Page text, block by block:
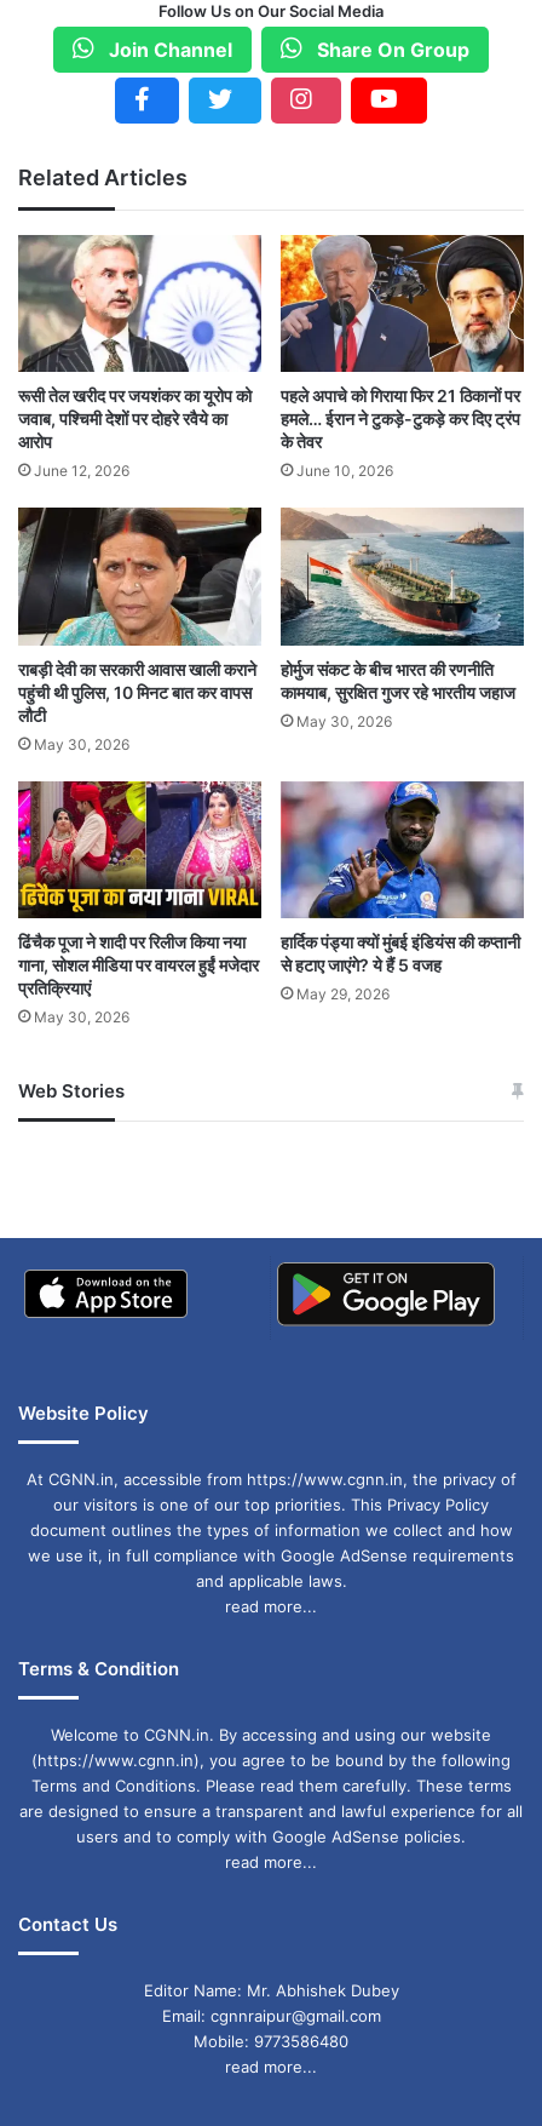
कितनी मिलेगी छूट?
को एक सलाह भेजी थी कि वे अपने मेंबर्स को गाड़ियां स्क्रैप
करने के बदले नया वाहन खरीदने पर 5 फीसदी तक का
डिस्काउंट देने के लिए कहें. हालांकि, कंपनियां साढ़े तीन
प्रतिशत तक की छूट देने पर सहमत हो गई हैं.
स्क्रैपेज नीति का नहीं कोई प्रभाव
इससे पहले SIAM के अध्यक्ष विनोद अग्रवाल ने कहा था,
“हमें उम्मीद है कि सरकार वाहनों को स्क्रैप करने के लिए
प्रोत्साहन पर कुछ और कर सकती है, क्योंकि स्क्रैपेज नीति
पहले से ही लागू है, लेकिन हमने इसका बहुत अधिक प्रभाव
नहीं देखा है.”
उन्होंने कहा कि मुझे लगता है कि पुराने और प्रदूषण फैलाने
वाले वाहनों को हटाने और बढ़ावा देने के लिए कुछ और किए
जाने की आवश्यकता है.
Follow Us on Our Social Media
Join Channel Share On Group
Related Articles
रूसी तेल खरीद पर जयशंकर का यूरोप को
जवाब, पश्चिमी देशों पर दोहरे रवैये का
आरोप
June 12, 2026
पहले अपाचे को गिराया फिर 21 ठिकानों पर
हमले… ईरान ने टुकड़े-टुकड़े कर दिए ट्रंप
के तेवर
June 10, 2026
राबड़ी देवी का सरकारी आवास खाली कराने
पहुंची थी पुलिस, 10 मिनट बात कर वापस
लौटी
May 30, 2026
होर्मुज संकट के बीच भारत की रणनीति
कामयाब, सुरक्षित गुजर रहे भारतीय जहाज
May 30, 2026
ढिंचैक पूजा ने शादी पर रिलीज किया नया
गाना, सोशल मीडिया पर वायरल हुईं मजेदार
प्रतिक्रियाएं
May 30, 2026
हार्दिक पंड्या क्यों मुंबई इंडियंस की कप्तानी
से हटाए जाएंगे? ये हैं 5 वजह
May 29, 2026
Web Stories
जम्मू-कश्मीर में बारिश से
अपडेट
खाई में धक्का… आरोपियों ने
Website Policy
At CGNN.in, accessible from https://www.cgnn.in, the privacy of
our visitors is one of our top priorities. This Privacy Policy
document outlines the types of information we collect and how
we use it, in full compliance with Google AdSense requirements
and applicable laws.
read more...
Terms & Condition
Welcome to CGNN.in. By accessing and using our website
(https://www.cgnn.in), you agree to be bound by the following
Terms and Conditions. Please read them carefully. These terms
are designed to ensure a transparent and lawful experience for all
users and to comply with Google AdSense policies.
read more...
Contact Us
Editor Name: Mr. Abhishek Dubey
Email: cgnnraipur@gmail.com
Mobile: 9773586480
read more...